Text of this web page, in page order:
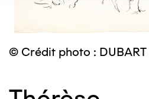
© Crédit photo :